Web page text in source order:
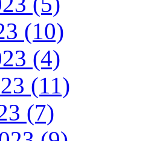
(10)
(4)
(11)
(7)